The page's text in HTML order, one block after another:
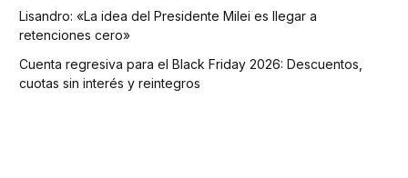
Lisandro: «La idea del Presidente Milei es llegar a
retenciones cero»
Cuenta regresiva para el Black Friday 2026: Descuentos,
cuotas sin interés y reintegros